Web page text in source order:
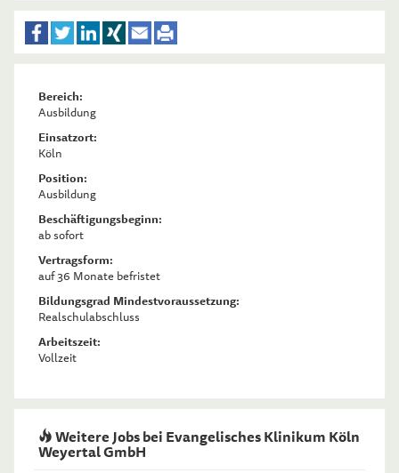
Bereich:
Ausbildung
Einsatzort:
Köln
Position:
Ausbildung
Beschäftigungsbeginn:
ab sofort
Vertragsform:
auf 36 Monate befristet
Bildungsgrad Mindestvoraussetzung:
Realschulabschluss
Arbeitszeit:
Vollzeit
Weitere Jobs bei Evangelisches Klinikum Köln
Weyertal GmbH